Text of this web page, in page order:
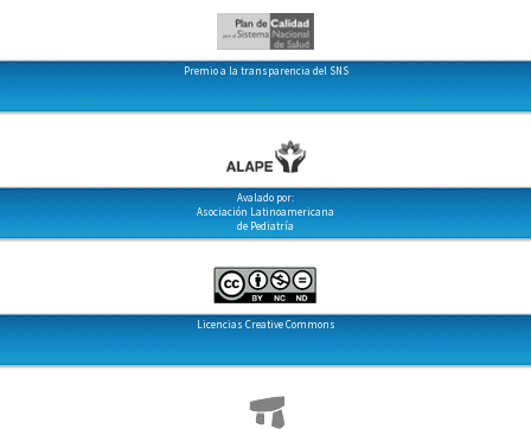
Premio a la transparencia del SNS
Avalado por:
Asociación Latinoamericana
de Pediatría
Licencias Creative Commons